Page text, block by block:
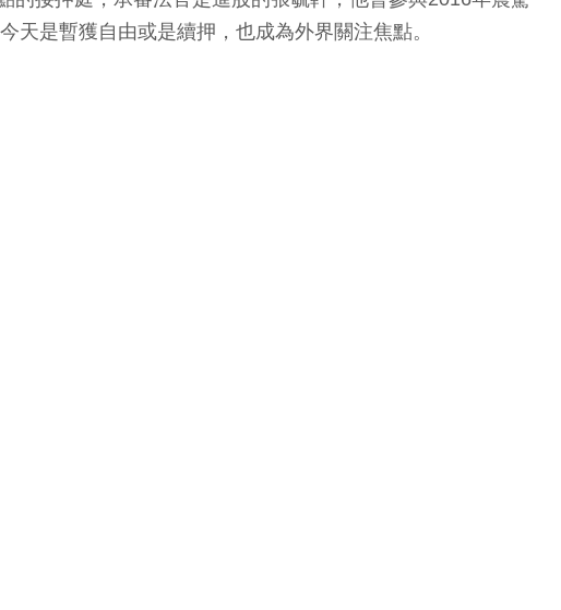
是暫獲自由或是續押，也成為外界關注焦點。